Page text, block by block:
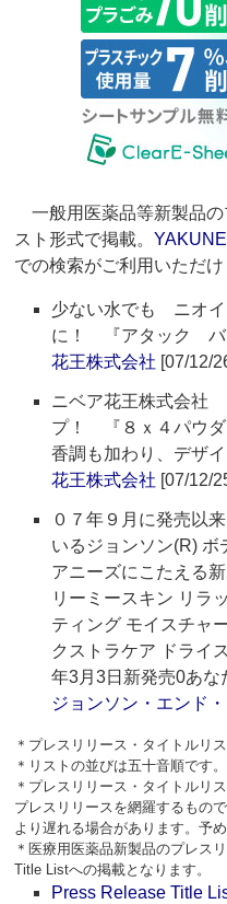
一般用医薬品等新製品の
スト形式で掲載。
での検索がご利用いただけ
少ない水でも ニオイ
に！ 『アタック バ
花王株式会社 [07/12/
ニベア花王株式会社
プ！ 『８ｘ４パウ
香調も加わり、デザイ
花王株式会社 [07/12/
０７年９月に発売以
いるジョンソン(R) ボ
アニーズにこたえる
リーミースキン リラ
ティング モイスチャ
クストラケア ドライ
年3月3日新発売0あ
ジョンソン・エンド
＊プレスリリース・タイトルリ
＊リストの並びは五十音順です。
＊プレスリリース・タイトルリ
プレスリリースを網羅するもの
より遅れる場合があります。予
＊医療用医薬品新製品のプレス
Title Listへの掲載となります。
Press Release Title